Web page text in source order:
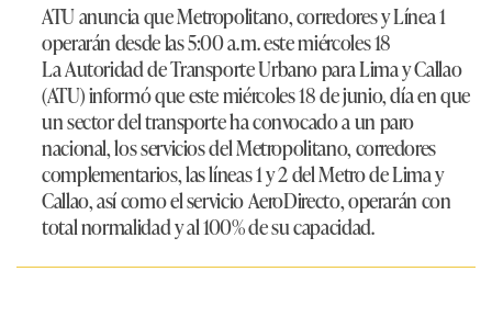
ATU anuncia que Metropolitano, corredores y Línea 1
operarán desde las 5:00 a. m. este miércoles 18
LaAutoridad de Transporte Urbano para Lima y Callao
(ATU) informó que este miércoles 18 de junio, día en que
un sector del transporte ha convocado a un paro
nacional, los servicios delMetropolitano, corredores
complementarios, las líneas 1 y 2 del Metro de Lima y
Callao,así como el servicioAeroDirecto, operarán con
total normalidad y al 100% de su capacidad.